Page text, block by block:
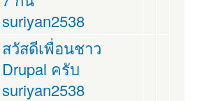
suriyan2538
สวัสดีเพื่อนชาว
Drupal ครับ
suriyan2538